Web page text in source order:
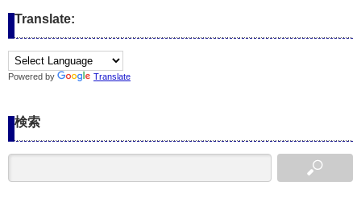
Translate:
Powered by Translate
検索